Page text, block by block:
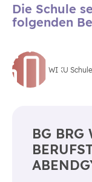
Die Schule
folgenden
WIKU Schule
BG BRG